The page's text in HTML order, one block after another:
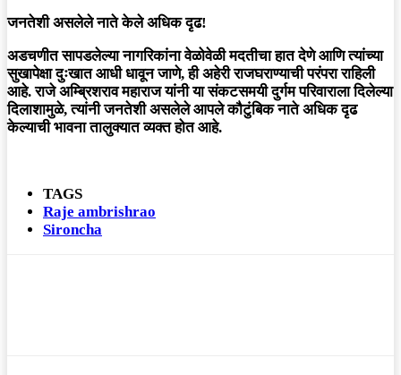
जनतेशी असलेले नाते केले अधिक दृढ!
अडचणीत सापडलेल्या नागरिकांना वेळोवेळी मदतीचा हात देणे आणि त्यांच्या
सुखापेक्षा दुःखात आधी धावून जाणे, ही अहेरी राजघराण्याची परंपरा राहिली
आहे. राजे अम्ब्रिशराव महाराज यांनी या संकटसमयी दुर्गम परिवाराला दिलेल्या
दिलाशामुळे, त्यांनी जनतेशी असलेले आपले कौटुंबिक नाते अधिक दृढ
केल्याची भावना तालुक्यात व्यक्त होत आहे.
TAGS
Raje ambrishrao
Sironcha